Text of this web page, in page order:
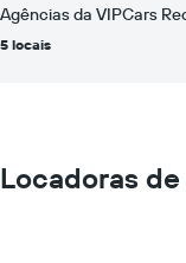
Agências da VIPCars
5 locais
Locadoras